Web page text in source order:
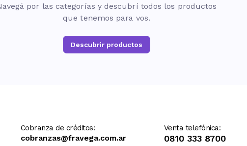
por las categorías y descubrí todos los productos
que tenemos para vos.
Descubrir productos
Cobranza de créditos:
cobranzas@fravega.com.ar
Venta telefónica:
0810 333 8700